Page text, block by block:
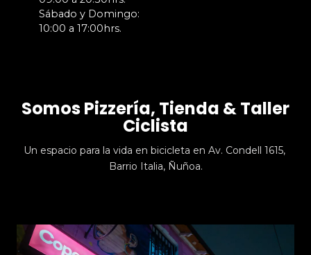
Sábado y Domingo:
10:00 a 17:00hrs.
Somos Pizzería, Tienda & Taller
Ciclista
Un espacio para la vida en bicicleta en Av. Condell 1615,
Barrio Italia, Ñuñoa.